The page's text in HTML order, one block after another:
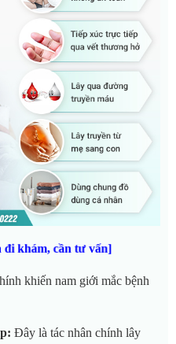
đi khám, cần tư vấn]
khiến nam giới mắc bệnh
Đây là tác nhân chính lây